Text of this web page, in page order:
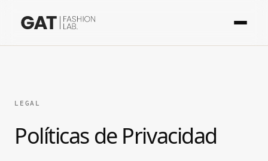
LEGAL
Políticas de Privacidad